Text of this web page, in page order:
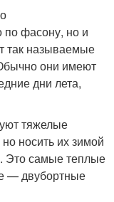
по фасону, но и
так называемые
они имеют
дни лета,
тяжелые
носить их зимой
Это самые теплые
— двубортные